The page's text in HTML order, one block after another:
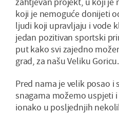
koji je nemoguće donijeti
ljudi koji upravljaju i vode
jedan pozitivan sportski
put kako svi zajedno
grad, za našu Veliku Goricu.
Pred nama je velik posao i
snagama možemo uspjeti
ionako u posljednjih